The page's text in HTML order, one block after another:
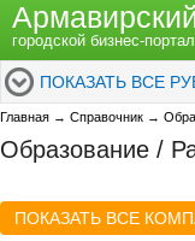
городской бизнес-портал
ПОКАЗАТЬ ВСЕ
Главная → Справочник →
Образование /
ПОКАЗАТЬ ВСЕ